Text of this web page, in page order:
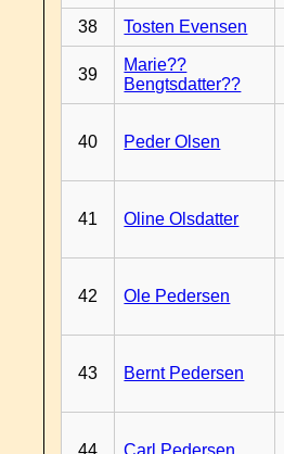
38 Tosten Evensen
39
Marie??
Bengtsdatter??
40 Peder Olsen
41 Oline Olsdatter
42 Ole Pedersen
43 Bernt Pedersen
44 Carl Pedersen